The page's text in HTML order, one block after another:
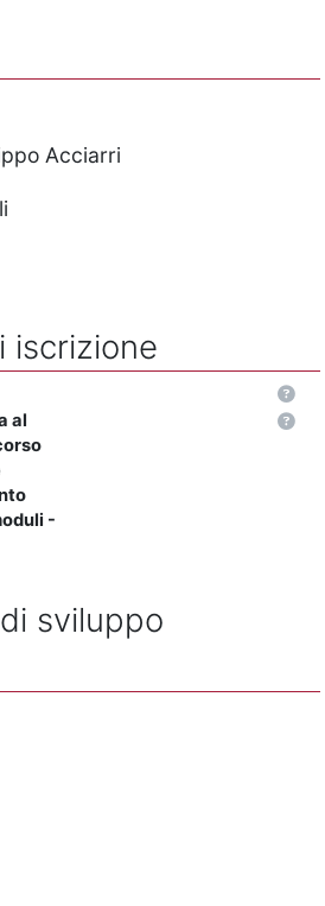
Acciarri
iscrizione
al
-
sviluppo
RESPONSABILI - Garantire